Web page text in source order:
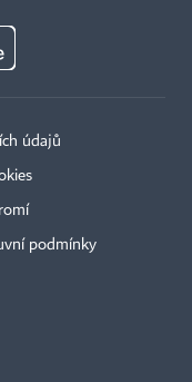
údajů
podmínky